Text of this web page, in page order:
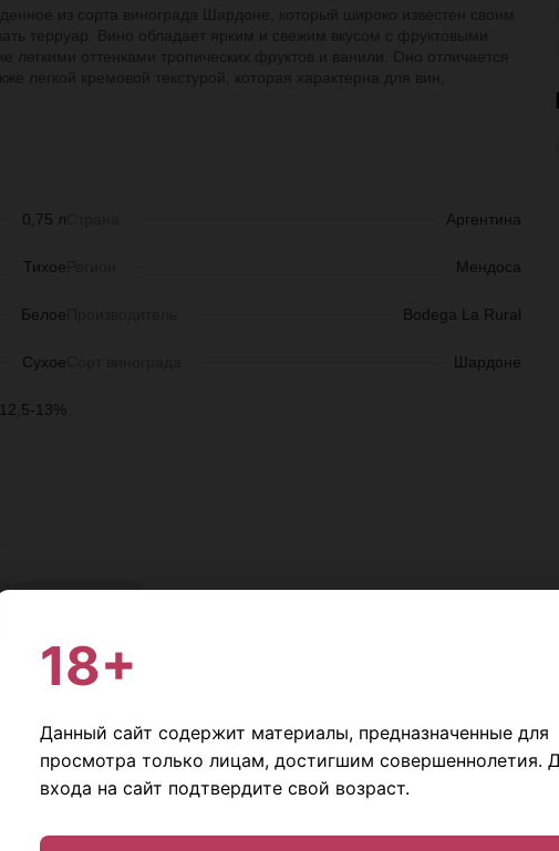
0,75 л
Тихое
Белое
Сухое
12,5-13%
Аргентина
Мендоса
Bodega La Rural
Шардоне
18+
Данный сайт содержит материалы, предназначенные для
просмотра только лицам, достигшим совершеннолетия.
входа на сайт подтвердите свой возраст.